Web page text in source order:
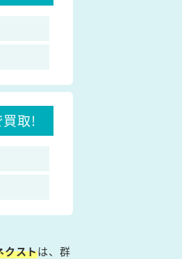
買取!
クストは、群